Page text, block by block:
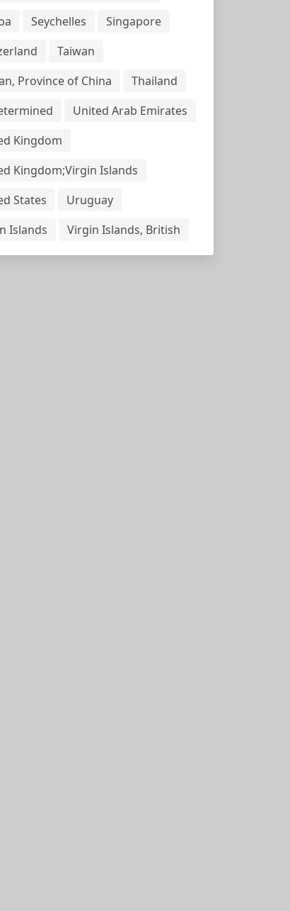
Seychelles
Singapore
Taiwan
Province of China
Thailand
United Arab Emirates
Kingdom
Kingdom;Virgin Islands
States
Uruguay
Islands
Virgin Islands, British